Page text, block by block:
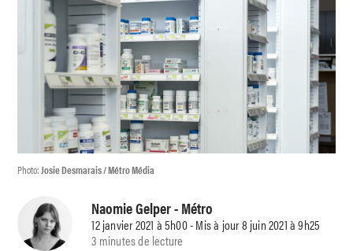
Photo:Josie Desmarais / Métro Média
Naomie Gelper- Métro
12 janvier 2021 à 5h00 - Mis à jour 8 juin 2021 à 9h25
3 minutes de lecture